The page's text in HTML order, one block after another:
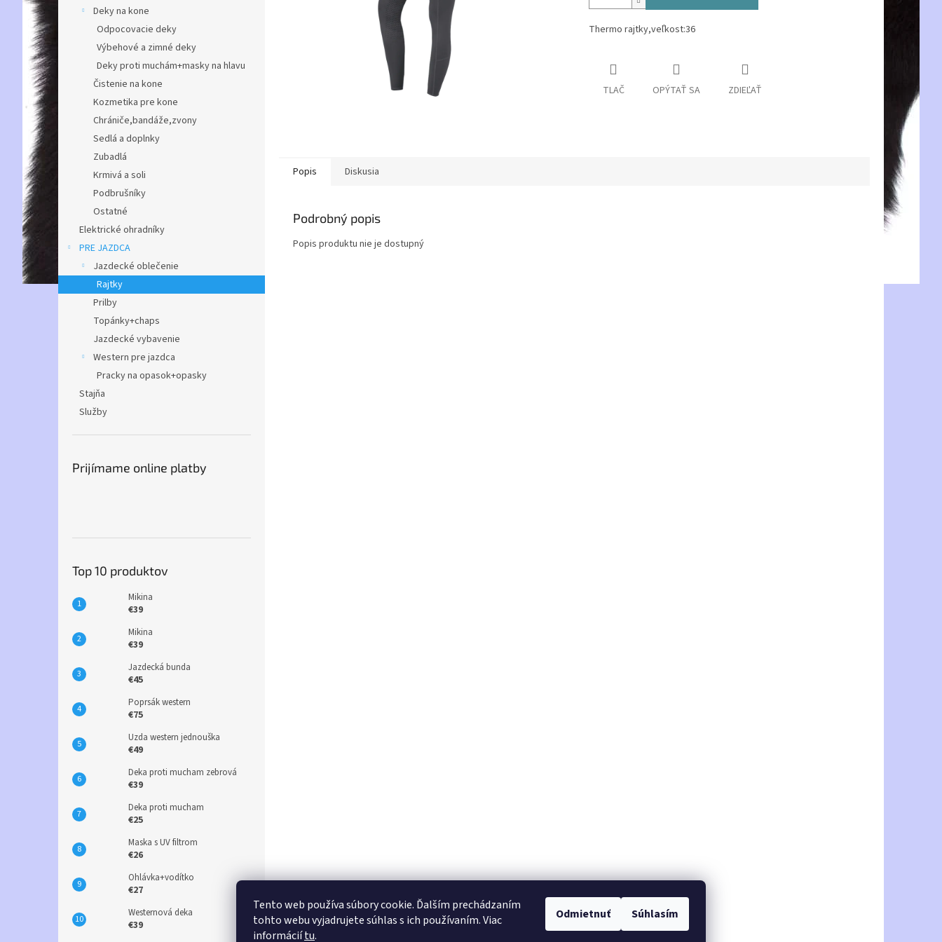
Tento web používa súbory cookie. Ďalším prechádzaním
tohto webu vyjadrujete súhlas s ich používaním. Viac
informáciítu.
Odmietnuť Súhlasím
Deky na kone
Odpocovacie deky
Výbehové a zimné deky
Deky proti muchám+masky na hlavu
Čistenie na kone
Kozmetika pre kone
Chrániče,bandáže,zvony
Sedlá a doplnky
Zubadlá
Krmivá a soli
Podbrušníky
Ostatné
Elektrické ohradníky
PRE JAZDCA
Jazdecké oblečenie
Rajtky
Prilby
Topánky+chaps
Jazdecké vybavenie
Western pre jazdca
Pracky na opasok+opasky
Stajňa
Služby
Prijímame online platby
Top 10 produktov
Mikina
€39
Mikina
€39
Jazdecká bunda
€45
Poprsák western
€75
Uzda western jednouška
€49
Deka proti mucham zebrová
€39
Deka proti mucham
€25
Maska s UV filtrom
€26
Ohlávka+vodítko
€27
Westernová deka
€39
Thermo rajtky,veľkost:36
TLAČ OPÝTAŤ SA ZDIEĽAŤ
Popis Diskusia
Podrobný popis
Popis produktu nie je dostupný